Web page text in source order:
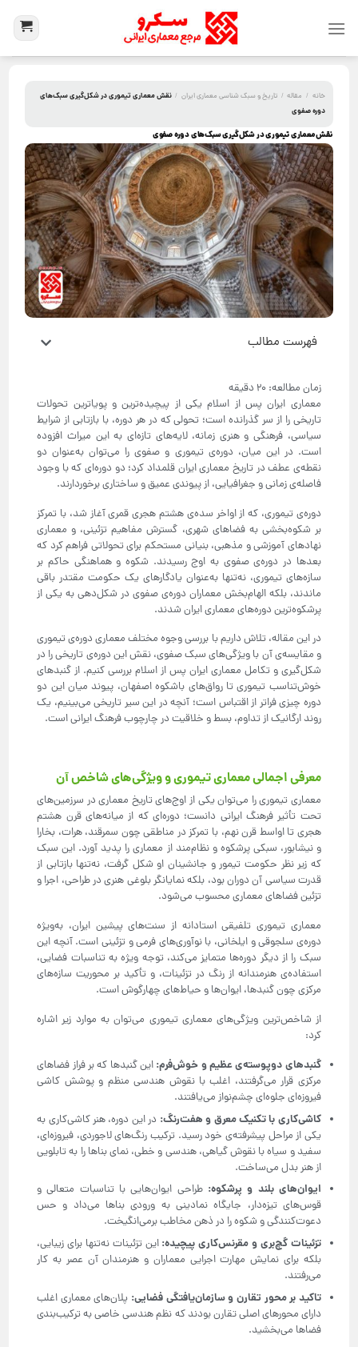
خانه / مقاله / تاریخ و سبک شناسی معماری ایران / نقش معماری تیموری در شکل‌گیری سبک‌های
دوره صفوی
نقش معماری تیموری در شکل‌گیری سبک‌های دوره صفوی
فهرست مطالب
معماری ایران پس از اسلام یکی از پیچیده‌ترین و پویاترین تحولات
تاریخی را از سر گذرانده است؛ تحولی که در هر دوره، با بازتابی از شرایط
سیاسی، فرهنگی و هنری زمانه، لایه‌های تازه‌ای به این میراث افزوده
است. در این میان، دوره‌ی تیموری و صفوی را می‌توان به‌عنوان دو
نقطه‌ی عطف در تاریخ معماری ایران قلمداد کرد؛ دو دوره‌ای که با وجود
فاصله‌ی زمانی و جغرافیایی، از پیوندی عمیق و ساختاری برخوردارند.
دوره‌ی تیموری، که از اواخر سده‌ی هشتم هجری قمری آغاز شد، با تمرکز
بر شکوه‌بخشی به فضاهای شهری، گسترش مفاهیم تزئینی، و معماری
نهادهای آموزشی و مذهبی، بنیانی مستحکم برای تحولاتی فراهم کرد که
بعدها در دوره‌ی صفوی به اوج رسیدند. شکوه و هماهنگی حاکم بر
سازه‌های تیموری، نه‌تنها به‌عنوان یادگارهای یک حکومت مقتدر باقی
ماندند، بلکه الهام‌بخش معماران دوره‌ی صفوی در شکل‌دهی به یکی از
پرشکوه‌ترین دوره‌های معماری ایران شدند.
در این مقاله، تلاش داریم با بررسی وجوه مختلف معماری دوره‌ی تیموری
و مقایسه‌ی آن با ویژگی‌های سبک صفوی، نقش این دوره‌ی تاریخی را در
شکل‌گیری و تکامل معماری ایران پس از اسلام بررسی کنیم. از گنبدهای
خوش‌تناسب تیموری تا رواق‌های باشکوه اصفهان، پیوند میان این دو
دوره چیزی فراتر از اقتباس است؛ آنچه در این سیر تاریخی می‌بینیم، یک
روند ارگانیک از تداوم، بسط و خلاقیت در چارچوب فرهنگ ایرانی است.
معرفی اجمالی معماری تیموری و ویژگی‌های شاخص آن
معماری تیموری را می‌توان یکی از اوج‌های تاریخ معماری در سرزمین‌های
تحت تأثیر فرهنگ ایرانی دانست؛ دوره‌ای که از میانه‌های قرن هشتم
هجری تا اواسط قرن نهم، با تمرکز در مناطقی چون سمرقند، هرات، بخارا
و نیشابور، سبکی پرشکوه و نظام‌مند از معماری را پدید آورد. این سبک
که زیر نظر حکومت تیمور و جانشینان او شکل گرفت، نه‌تنها بازتابی از
قدرت سیاسی آن دوران بود، بلکه نمایانگر بلوغی هنری در طراحی، اجرا و
تزئین فضاهای معماری محسوب می‌شود.
معماری تیموری تلفیقی استادانه از سنت‌های پیشین ایران، به‌ویژه
دوره‌ی سلجوقی و ایلخانی، با نوآوری‌های فرمی و تزئینی است. آنچه این
سبک را از دیگر دوره‌ها متمایز می‌کند، توجه ویژه به تناسبات فضایی،
استفاده‌ی هنرمندانه از رنگ در تزئینات، و تأکید بر محوریت سازه‌های
مرکزی چون گنبدها، ایوان‌ها و حیاط‌های چهارگوش است.
از شاخص‌ترین ویژگی‌های معماری تیموری می‌توان به موارد زیر اشاره
کرد:
گنبدهای دوپوسته‌ی عظیم و خوش‌فرم: این گنبدها که بر فراز فضاهای
مرکزی قرار می‌گرفتند، اغلب با نقوش هندسی منظم و پوشش کاشی
فیروزه‌ای جلوه‌ای چشم‌نواز می‌یافتند.
کاشی‌کاری با تکنیک معرق و هفت‌رنگ: در این دوره، هنر کاشی‌کاری به
یکی از مراحل پیشرفته‌ی خود رسید. ترکیب رنگ‌های لاجوردی، فیروزه‌ای،
سفید و سیاه با نقوش گیاهی، هندسی و خطی، نمای بناها را به تابلویی
از هنر بدل می‌ساخت.
ایوان‌های بلند و پرشکوه: طراحی ایوان‌هایی با تناسبات متعالی و
قوس‌های تیزه‌دار، جایگاه نمادینی به ورودی بناها می‌داد و حس
دعوت‌کنندگی و شکوه را در ذهن مخاطب برمی‌انگیخت.
تزئینات گچ‌بری و مقرنس‌کاری پیچیده: این تزئینات نه‌تنها برای زیبایی،
بلکه برای نمایش مهارت اجرایی معماران و هنرمندان آن عصر به کار
می‌رفتند.
تاکید بر محور تقارن و سازمان‌یافتگی فضایی: پلان‌های معماری اغلب
دارای محورهای اصلی تقارن بودند که نظم هندسی خاصی به ترکیب‌بندی
فضاها می‌بخشید.